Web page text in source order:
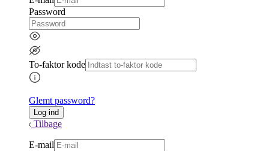
Password
To-faktor kode
Glemt password?
Tilbage
E-mail